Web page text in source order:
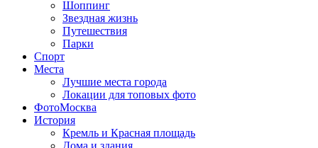
Шоппинг
Звездная жизнь
Путешествия
Парки
Спорт
Места
Лучшие места города
Локации для топовых фото
ФотоМосква
История
Кремль и Красная площадь
Дома и здания